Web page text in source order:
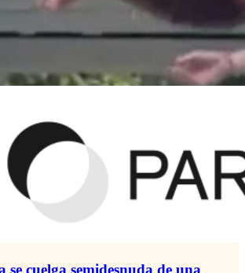
se cuelga semidesnuda de una